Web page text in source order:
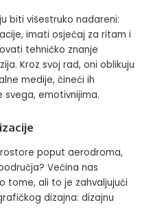
biti višestruko nadareni:
imati osjećaj za ritam i
tehničko znanje
Kroz svoj rad, oni oblikuju
medije, čineći ih
svega, emotivnijima.
poput aerodroma,
Većina nas
tome, ali to je zahvaljujući
dizajna: dizajnu